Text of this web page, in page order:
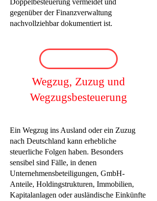
Doppelbesteuerung vermeidet und
gegenüber der Finanzverwaltung
nachvollziehbar dokumentiert ist.
Wegzug, Zuzug und
Wegzugsbesteuerung
Ein Wegzug ins Ausland oder ein Zuzug
nach Deutschland kann erhebliche
steuerliche Folgen haben. Besonders
sensibel sind Fälle, in denen
Unternehmensbeteiligungen, GmbH-
Anteile, Holdingstrukturen, Immobilien,
Kapitalanlagen oder ausländische Einkünfte